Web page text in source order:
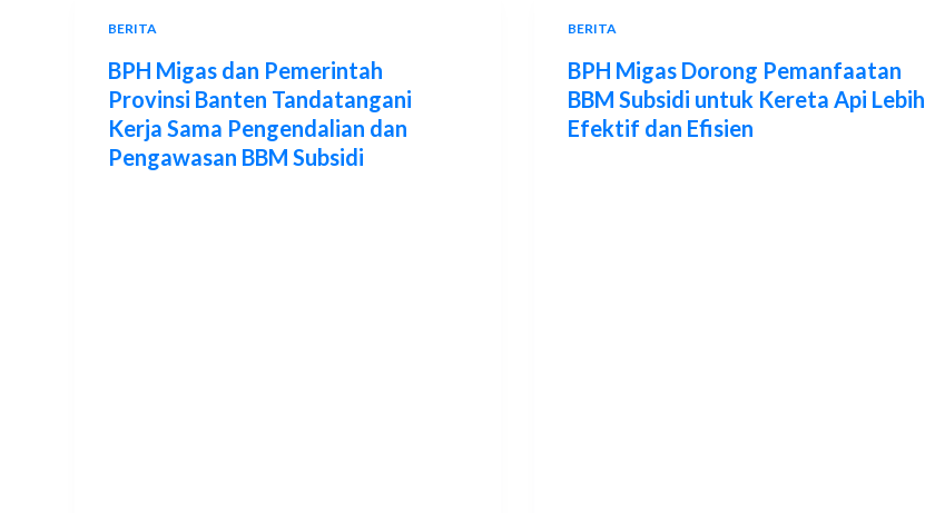
BERITA
BPH Migas dan Pemerintah
Provinsi Banten Tandatangani
Kerja Sama Pengendalian dan
Pengawasan BBM Subsidi
BERITA
BPH Migas Dorong Pemanfaatan
BBM Subsidi untuk Kereta Api Lebih
Efektif dan Efisien